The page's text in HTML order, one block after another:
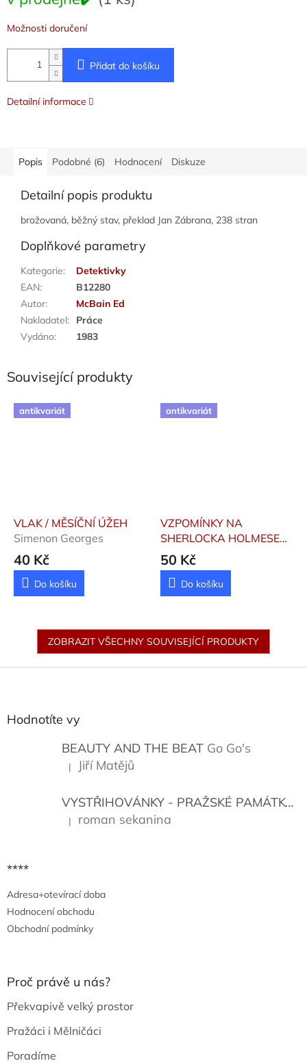
Možnosti doručení
Přidat do košíku
Detailní informace
Popis Podobné (6) Hodnocení Diskuze
Detailní popis produktu
brožovaná, běžný stav, překlad Jan Zábrana, 238 stran
Doplňkové parametry
Kategorie:
Detektivky
EAN:
B12280
Autor:
McBain Ed
Nakladatel:
Práce
Vydáno: 1983
Související produkty
antikvariát
VLAK / MĚSÍČNÍ ÚŽEH
Simenon Georges
40 Kč
Do košíku
antikvariát
VZPOMÍNKY NA
SHERLOCKA HOLMESE
Doyle Arthur Conan
50 Kč
Do košíku
ZOBRAZIT VŠECHNY SOUVISEJÍCÍ PRODUKTY
Hodnotíte vy
BEAUTY AND THE BEAT Go Go's
Hodnocení produktu je 5 z 5 hvězdiček.
| Jiří Matějů
VYSTŘIHOVÁNKY - PRAŽSKÉ PAMÁTKY
Hodnocení produktu je 5 z 5 hvězdiček.
| roman sekanina
****
Adresa+otevírací doba
Hodnocení obchodu
Obchodní podmínky
Proč právě u nás?
Překvapivě velký prostor
Pražáci i Mělničáci
Poradíme